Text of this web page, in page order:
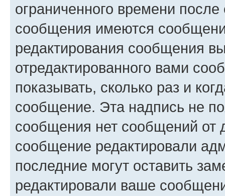
ограниченного времени
сообщения имеются
редактирования сообщения
отредактированного вами
показывать, сколько раз и
сообщение. Эта надпись не
сообщения нет сообщений от
сообщение редактировали
последние могут оставить
редактировали ваше